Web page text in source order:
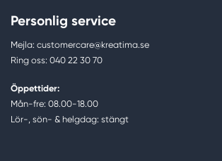
Personlig service
Mejla: customercare@kreatima.se
Ring oss: 040 22 30 70
Öppettider:
Mån-fre: 08.00-18.00
Lör-, sön- & helgdag: stängt